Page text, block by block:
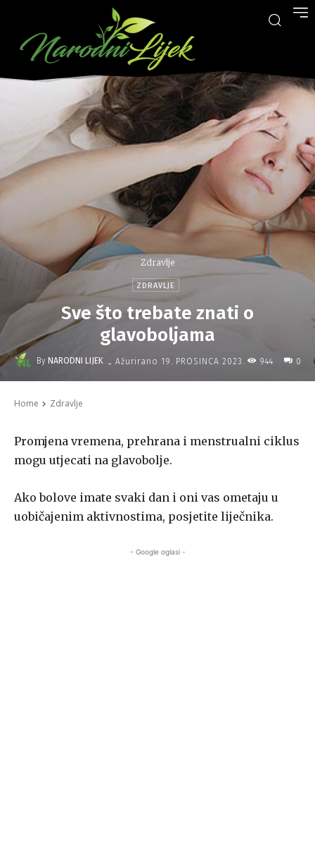
Zdravlje
ZDRAVLJE
Sve što trebate znati o
glavoboljama
By NARODNI LIJEK - Ažurirano 19. PROSINCA 2023. 944 0
Home Zdravlje
Promjena vremena, prehrana i menstrualni ciklus
mogu utjecati na glavobolje.
Ako bolove imate svaki dan i oni vas ometaju u
uobičajenim aktivnostima, posjetite liječnika.
- Google oglasi -